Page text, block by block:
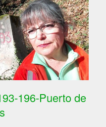
196-Puerto de